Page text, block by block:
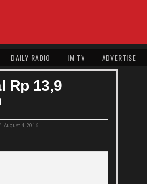
DAILY RADIO IM TV ADVERTISE
Rp 13,9
August 4, 2016